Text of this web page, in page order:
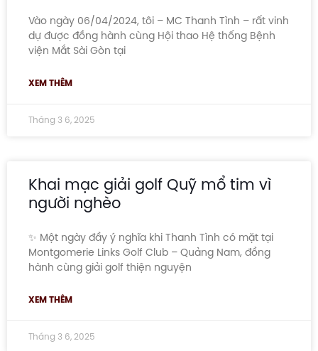
Vào ngày 06/04/2024, tôi – MC Thanh Tình – rất vinh
dự được đồng hành cùng Hội thao Hệ thống Bệnh
viện Mắt Sài Gòn tại
XEM THÊM
Tháng 3 6, 2025
Khai mạc giải golf Quỹ mổ tim vì
người nghèo
✨ Một ngày đầy ý nghĩa khi Thanh Tình có mặt tại
Montgomerie Links Golf Club – Quảng Nam, đồng
hành cùng giải golf thiện nguyện
XEM THÊM
Tháng 3 6, 2025